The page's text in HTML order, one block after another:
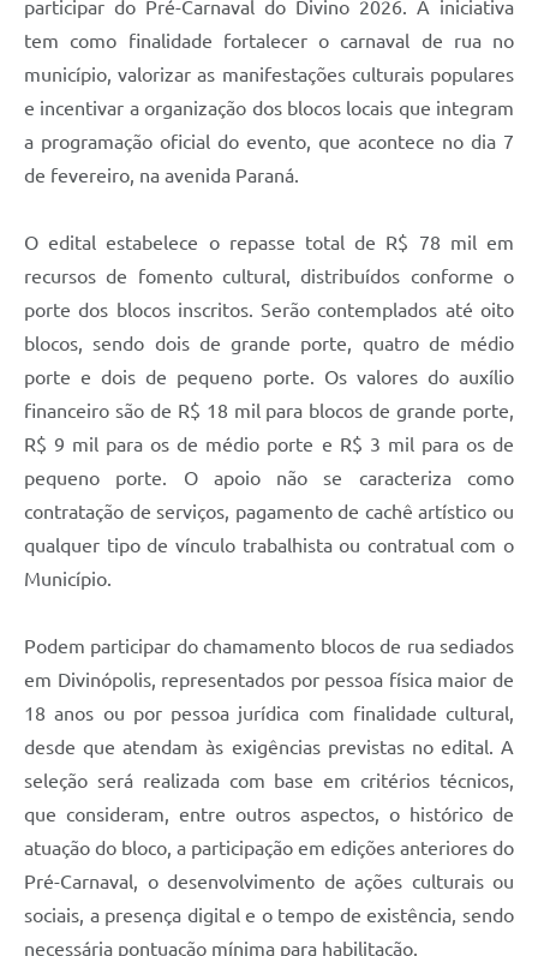
participar do Pré-Carnaval do Divino 2026. A iniciativa
tem como finalidade fortalecer o carnaval de rua no
município, valorizar as manifestações culturais populares
e incentivar a organização dos blocos locais que integram
a programação oficial do evento, que acontece no dia 7
de fevereiro, na avenida Paraná.
O edital estabelece o repasse total de R$ 78 mil em
recursos de fomento cultural, distribuídos conforme o
porte dos blocos inscritos. Serão contemplados até oito
blocos, sendo dois de grande porte, quatro de médio
porte e dois de pequeno porte. Os valores do auxílio
financeiro são de R$ 18 mil para blocos de grande porte,
R$ 9 mil para os de médio porte e R$ 3 mil para os de
pequeno porte. O apoio não se caracteriza como
contratação de serviços, pagamento de cachê artístico ou
qualquer tipo de vínculo trabalhista ou contratual com o
Município.
Podem participar do chamamento blocos de rua sediados
em Divinópolis, representados por pessoa física maior de
18 anos ou por pessoa jurídica com finalidade cultural,
desde que atendam às exigências previstas no edital. A
seleção será realizada com base em critérios técnicos,
que consideram, entre outros aspectos, o histórico de
atuação do bloco, a participação em edições anteriores do
Pré-Carnaval, o desenvolvimento de ações culturais ou
sociais, a presença digital e o tempo de existência, sendo
necessária pontuação mínima para habilitação.